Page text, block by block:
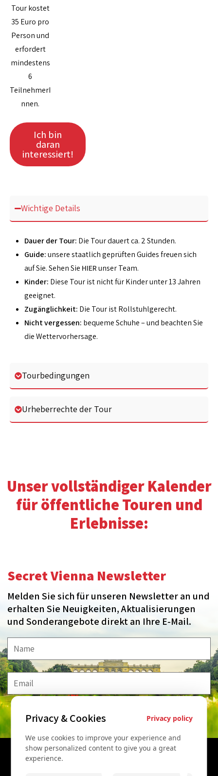
Tour kostet
35 Euro pro
Person und
erfordert
mindestens
6
TeilnehmerI
nnen.
Ich bin
daran
interessiert!
Wichtige Details
Dauer der Tour: Die Tour dauert ca. 2 Stunden.
Guide:unsere staatlich geprüften Guides freuen sich
auf Sie. Sehen Sie HIERunser Team.
Kinder: Diese Tour ist nicht für Kinder unter 13 Jahren
geeignet.
Zugänglichkeit: Die Tour ist Rollstuhlgerecht.
Nicht vergessen: bequeme Schuhe – und beachten Sie
die Wettervorhersage.
Tourbedingungen
Urheberrechte der Tour
Unser vollständiger Kalender
für öffentliche Touren und
Erlebnisse:
Secret Vienna Newsletter
Melden Sie sich für unseren Newsletter an und
erhalten Sie Neuigkeiten, Aktualisierungen
und Sonderangebote direkt an Ihre E-Mail.
MELDE MICH AN!
Privacy & Cookies Privacy policy
We use cookies to improve your experience and
show personalized content to give you a great
experience.